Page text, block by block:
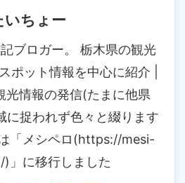
いちょー
ブロガー。 栃木県の観光
ポット情報を中心に紹介 |
光情報の発信(たまに他県
に捉われず色々と綴ります
「メシペロ(https://mesi-
」に移行しました